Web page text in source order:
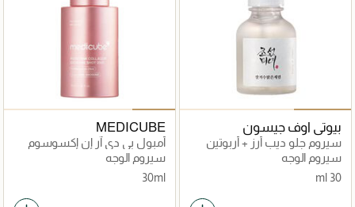
بيوتي اوف جيسون
سيروم جلو ديب أرز + أربوتين
سيروم الوجه
30 ml
MEDICUBE
أمبول بي دي آر إن إكسوسوم
شوت 7500
سيروم الوجه
30ml